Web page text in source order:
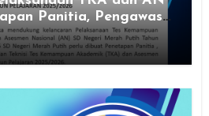
Panitia, Pengawas,